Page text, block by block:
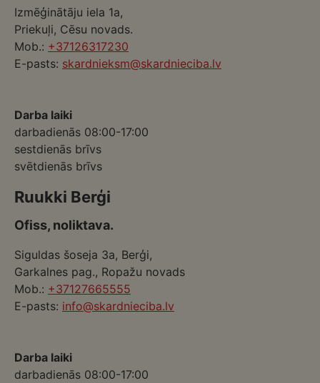
Izmēģinātāju iela 1a,
Priekuļi, Cēsu novads.
Mob.: +37126317230
E-pasts: skardnieksm@skardnieciba.lv
Darba laiki
darbadienās 08:00-17:00
sestdienās brīvs
svētdienās brīvs
Ruukki Berģi
Ofiss, noliktava.
Siguldas šoseja 3a, Berģi,
Garkalnes pag., Ropažu novads
Mob.: +37127665555
E-pasts: info@skardnieciba.lv
Darba laiki
darbadienās 08:00-17:00